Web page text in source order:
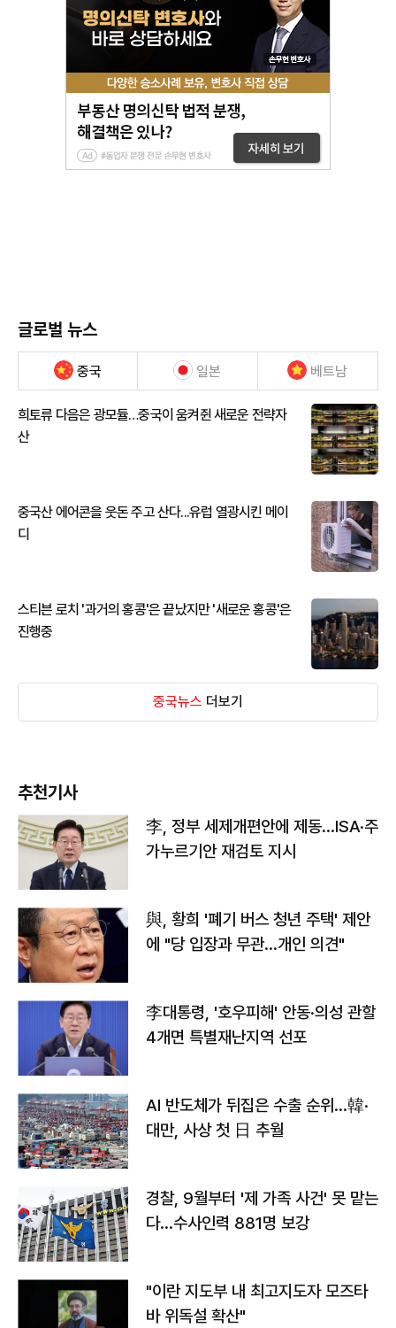
글로벌 뉴스
중국 일본 베트남
희토류 다음은 광모듈…중국이 움켜쥔 새로운 전략자
산
중국산 에어콘을 웃돈 주고 산다...유럽 열광시킨 메이
디
스티븐 로치 '과거의 홍콩'은 끝났지만 '새로운 홍콩'은
진행중
중국뉴스 더보기
추천기사
李, 정부 세제개편안에 제동…ISA·주
가누르기안 재검토 지시
與, 황희 '폐기 버스 청년 주택' 제안
에 "당 입장과 무관…개인 의견"
李대통령, '호우피해' 안동·의성 관할
4개면 특별재난지역 선포
AI 반도체가 뒤집은 수출 순위…韓·
대만, 사상 첫 日 추월
경찰, 9월부터 '제 가족 사건' 못 맡는
다…수사인력 881명 보강
"이란 지도부 내 최고지도자 모즈타
바 위독설 확산"